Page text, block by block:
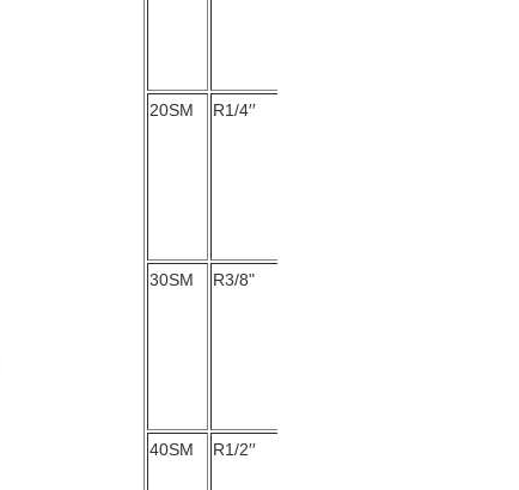
20SM R1/4′′
30SM R3/8"
40SM R1/2′′